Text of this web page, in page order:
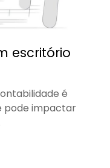
escritório
é
pode impactar